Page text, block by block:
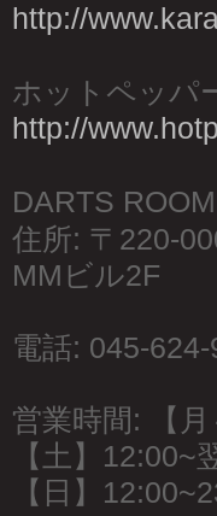
http://
ホットペッパ
http://
DARTS ROOM
住所: 〒220-
MMビル2F
電話: 045-
営業時間: 【
【土】12:00~
【日】